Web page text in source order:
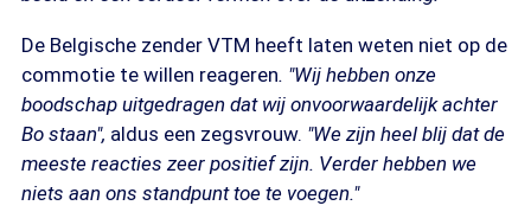
De Belgische zender VTM heeft laten weten niet op de
commotie te willen reageren. "Wij hebben onze
boodschap uitgedragen dat wij onvoorwaardelijk achter
Bo staan", aldus een zegsvrouw. "We zijn heel blij dat de
meeste reacties zeer positief zijn. Verder hebben we
niets aan ons standpunt toe te voegen."